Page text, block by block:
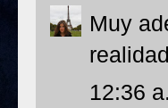
Muy
12:36